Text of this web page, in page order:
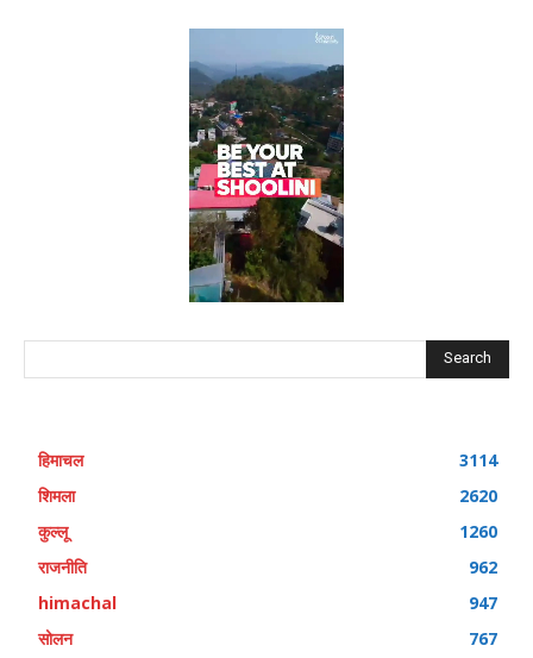
Search
हिमाचल
3114
शिमला
2620
कुल्लू
1260
राजनीति
962
himachal
947
सोलन
767